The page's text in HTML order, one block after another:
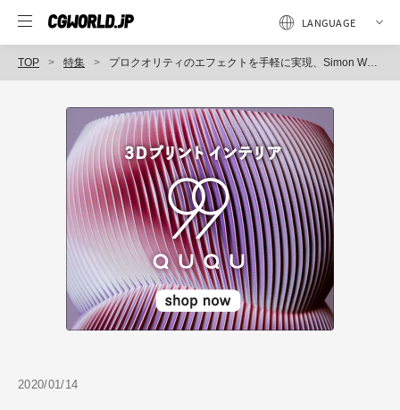
TOP 特集 プロクオリティのエフェクトを手軽に実現、Simon Walkerに聞くRed Giant製品の魅力と活用事例
2020/01/14